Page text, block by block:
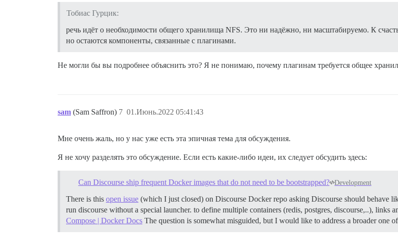
Тобиас Гурцик:
речь идёт о необходимости общего хранилища NFS. Это ни надёжно, ни масштабируемо. К
но остаются компоненты, связанные с плагинами.
Не могли бы вы подробнее объяснить это? Я не понимаю, почему плагинам требуется общее
sam (Sam Saffron) 01.Июнь.2022 05:41:43
7
Мне очень жаль, но у нас уже есть эта эпичная тема для обсуждения.
Я не хочу разделять это обсуждение. Если есть какие-либо идеи, их следует обсудить здесь:
Can Discourse ship frequent Docker images that do not need to be bootstrapped? Development
There is this open issue (which I just closed) on Discourse Docker repo asking Discourse should behave
run discourse without a special launcher. to define multiple containers (redis, postgres, discourse,..), links
Compose | Docker Docs The question is somewhat misguided, but I would like to address a broader one